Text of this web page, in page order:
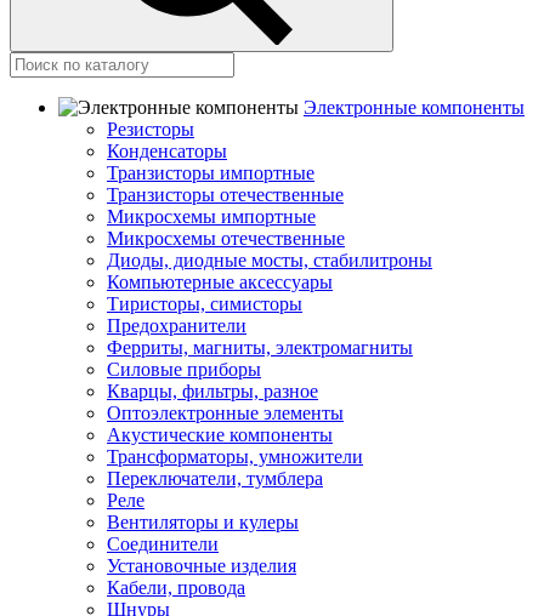
Электронные компоненты
Резисторы
Конденсаторы
Транзисторы импортные
Транзисторы отечественные
Микросхемы импортные
Микросхемы отечественные
Диоды, диодные мосты, стабилитроны
Компьютерные аксессуары
Тиристоры, симисторы
Предохранители
Ферриты, магниты, электромагниты
Силовые приборы
Кварцы, фильтры, разное
Оптоэлектронные элементы
Акустические компоненты
Трансформаторы, умножители
Переключатели, тумблера
Реле
Вентиляторы и кулеры
Соединители
Установочные изделия
Кабели, провода
Шнуры